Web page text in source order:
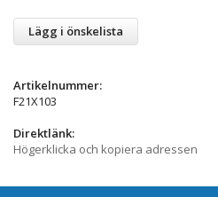
Lägg i önskelista
Artikelnummer:
F21X103
Direktlänk:
Högerklicka och kopiera adressen